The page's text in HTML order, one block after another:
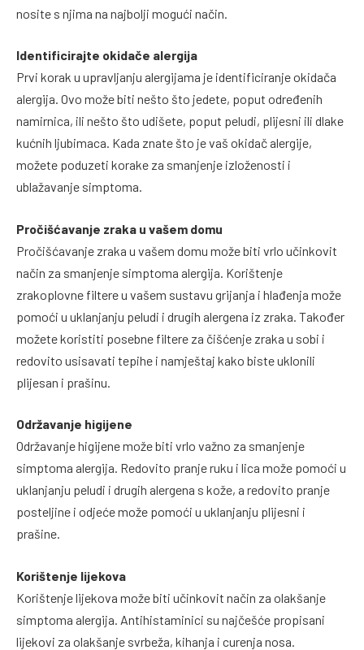
nosite s njima na najbolji mogući način.
Identificirajte okidače alergija
Prvi korak u upravljanju alergijama je identificiranje okidača
alergija. Ovo može biti nešto što jedete, poput određenih
namirnica, ili nešto što udišete, poput peludi, plijesni ili dlake
kućnih ljubimaca. Kada znate što je vaš okidač alergije,
možete poduzeti korake za smanjenje izloženosti i
ublažavanje simptoma.
Pročišćavanje zraka u vašem domu
Pročišćavanje zraka u vašem domu može biti vrlo učinkovit
način za smanjenje simptoma alergija. Korištenje
zrakoplovne filtere u vašem sustavu grijanja i hlađenja može
pomoći u uklanjanju peludi i drugih alergena iz zraka. Također
možete koristiti posebne filtere za čišćenje zraka u sobi i
redovito usisavati tepihe i namještaj kako biste uklonili
plijesan i prašinu.
Održavanje higijene
Održavanje higijene može biti vrlo važno za smanjenje
simptoma alergija. Redovito pranje ruku i lica može pomoći u
uklanjanju peludi i drugih alergena s kože, a redovito pranje
posteljine i odjeće može pomoći u uklanjanju plijesni i
prašine.
Korištenje lijekova
Korištenje lijekova može biti učinkovit način za olakšanje
simptoma alergija. Antihistaminici su najčešće propisani
lijekovi za olakšanje svrbeža, kihanja i curenja nosa.